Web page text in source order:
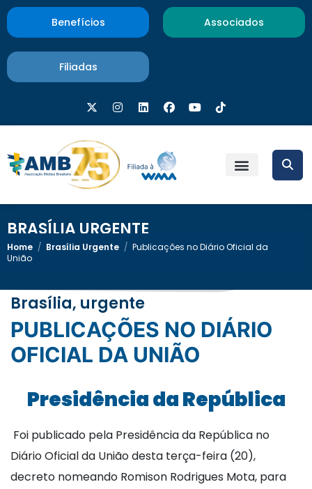
Benefícios Associados
Filiadas
BRASÍLIA URGENTE
Home / Brasília Urgente / Publicações no Diário Oficial da
União
Brasília, urgente
PUBLICAÇÕES NO DIÁRIO
OFICIAL DA UNIÃO
Presidência da República
Foi publicado pela Presidência da República no
Diário Oficial da União desta terça-feira (20),
decreto nomeando Romison Rodrigues Mota, para